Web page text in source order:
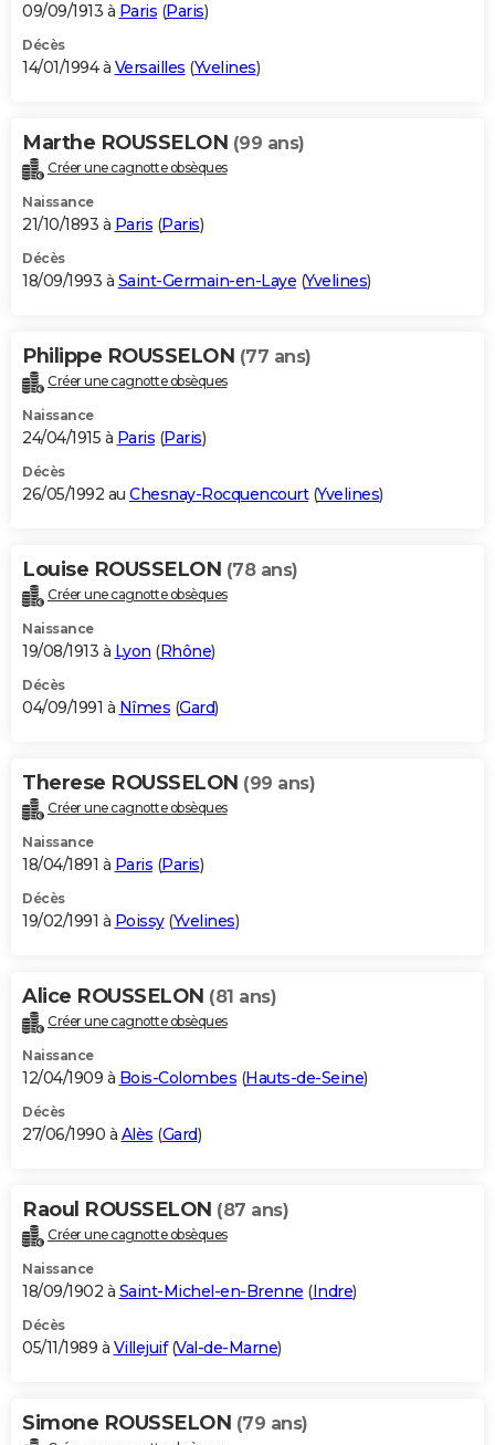
09/09/1913 à Paris (Paris)
Décès
14/01/1994 à Versailles (Yvelines)
Marthe ROUSSELON (99 ans)
Créer une cagnotte obsèques
Naissance
21/10/1893 à Paris (Paris)
Décès
18/09/1993 à Saint-Germain-en-Laye (Yvelines)
Philippe ROUSSELON (77 ans)
Créer une cagnotte obsèques
Naissance
24/04/1915 à Paris (Paris)
Décès
26/05/1992 au Chesnay-Rocquencourt(Yvelines)
Louise ROUSSELON (78 ans)
Créer une cagnotte obsèques
Naissance
19/08/1913 à Lyon (Rhône)
Décès
04/09/1991 à Nîmes (Gard)
Therese ROUSSELON (99 ans)
Créer une cagnotte obsèques
Naissance
18/04/1891 à Paris (Paris)
Décès
19/02/1991 à Poissy(Yvelines)
Alice ROUSSELON (81 ans)
Créer une cagnotte obsèques
Naissance
12/04/1909 à Bois-Colombes (Hauts-de-Seine)
Décès
27/06/1990 à Alès (Gard)
Raoul ROUSSELON (87 ans)
Créer une cagnotte obsèques
Naissance
18/09/1902 à Saint-Michel-en-Brenne (Indre)
Décès
05/11/1989 à Villejuif(Val-de-Marne)
Simone ROUSSELON (79 ans)